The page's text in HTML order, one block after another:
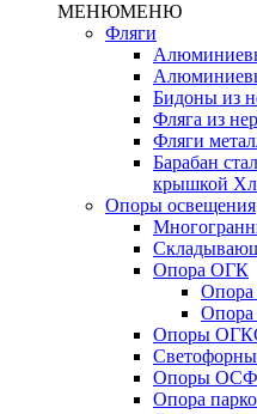
МЕНЮМЕНЮ
Фляги
Бидоны из
Фляга из
Фляги
Барабан
крышкой
Опоры освещения
Опора ОГК
Опоры
Опоры
Опора